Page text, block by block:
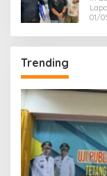
01/
Trending